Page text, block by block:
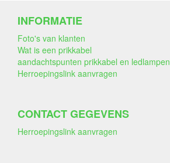
INFORMATIE
Foto's van klanten
Wat is een prikkabel
aandachtspunten prikkabel en ledlampen
Herroepingslink aanvragen
CONTACT GEGEVENS
Herroepingslink aanvragen